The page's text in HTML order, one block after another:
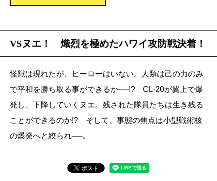
VSヌエ！ 熾烈を極めたハワイ攻防戦決着！
怪獣は現れたが、ヒーローはいない。人類は己の力のみ
で平和を勝ち取る事ができるか──!? CL-20が翼上で爆
発し、下降していくヌエ。残された隊員たちは生き残る
ことができるのか!? そして、事態の焦点は小型戦術核
の爆発へと絞られ──。